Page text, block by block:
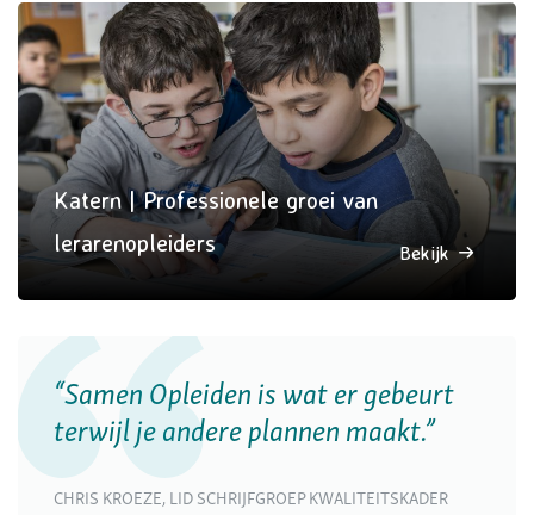
Katern | Professionele groei van
lerarenopleiders
Bekijk
“Samen Opleiden is wat er gebeurt
terwijl je andere plannen maakt.”
CHRIS KROEZE, LID SCHRIJFGROEP KWALITEITSKADER